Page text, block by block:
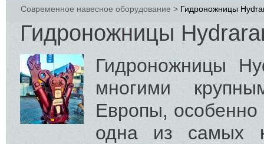
Современное навесное оборудование > Гидроножницы
Гидроножницы
Гидроножницы
многими
Европы, особенно
одна из самых